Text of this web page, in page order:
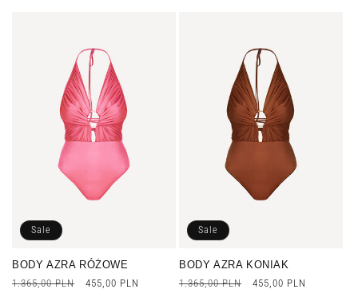
Sale
BODY AZRA RÓŻOWE
Cena
1.365,00 PLN
Cena
455,00 PLN
Sale
BODY AZRA KONIAK
Cena
1.365,00 PLN
Cena
455,00 PLN